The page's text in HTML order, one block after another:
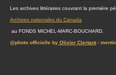
Les archives littéraires couvrant la première
Archives nationales du Canada
au FONDS MICHEL-MARC-BOUCHARD.
@photo officielle by Olivier Clertant-